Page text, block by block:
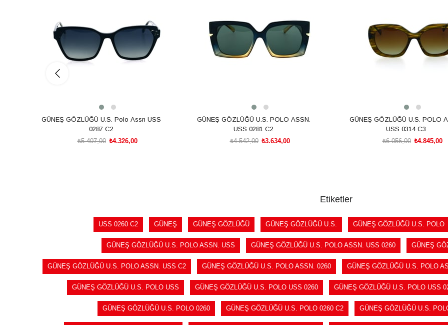
GÜNEŞ GÖZLÜĞÜ U.S. Polo Assn USS
0287 C2
₺4.326,00
₺5.407,00
GÜNEŞ GÖZLÜĞÜ U.S. POLO ASSN.
USS 0281 C2
₺3.634,00
₺4.542,00
GÜNEŞ GÖZLÜĞÜ U.S. POLO
USS 0314 C3
₺4.845,00
₺6.056,00
Etiketler
USS 0260 C2 GÜNEŞ GÜNEŞ GÖZLÜĞÜ GÜNEŞ GÖZLÜĞÜ U.S. GÜNEŞ GÖZLÜĞÜ U.S. POLO
GÜNEŞ GÖZLÜĞÜ U.S. POLO ASSN. USS GÜNEŞ GÖZLÜĞÜ U.S. POLO ASSN. USS 0260 GÜNEŞ
GÜNEŞ GÖZLÜĞÜ U.S. POLO ASSN. USS C2 GÜNEŞ GÖZLÜĞÜ U.S. POLO ASSN. 0260 GÜNEŞ GÖZLÜĞÜ U.S. POLO
GÜNEŞ GÖZLÜĞÜ U.S. POLO USS GÜNEŞ GÖZLÜĞÜ U.S. POLO USS 0260 GÜNEŞ GÖZLÜĞÜ U.S. POLO USS
GÜNEŞ GÖZLÜĞÜ U.S. POLO 0260 GÜNEŞ GÖZLÜĞÜ U.S. POLO 0260 C2 GÜNEŞ GÖZLÜĞÜ U.S.